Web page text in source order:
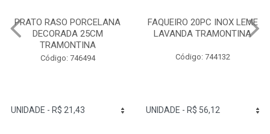
FAQUEIRO 20PC INOX LEME
LAVANDA TRAMONTINA
Código: 744132
TIGELA REDONDA
PORCELANA 10CM
Código: 744076